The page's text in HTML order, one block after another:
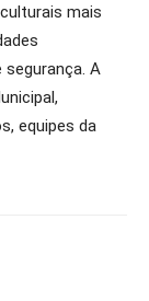
mais
A
equipes da